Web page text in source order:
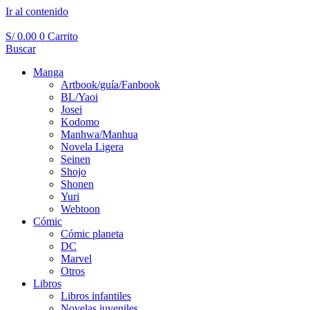
Ir al contenido
S/0.00 0 Carrito
Buscar
Manga
Artbook/guía/Fanbook
BL/Yaoi
Josei
Kodomo
Manhwa/Manhua
Novela Ligera
Seinen
Shojo
Shonen
Yuri
Webtoon
Cómic
Cómic planeta
DC
Marvel
Otros
Libros
Libros infantiles